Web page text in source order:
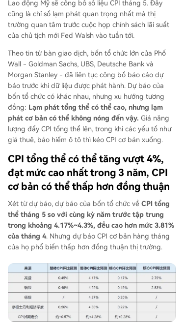
Lao động Mỹ sẽ công bố số liệu CPI tháng 5. Đây
cũng là chỉ số lạm phát quan trọng nhất mà thị
trường quan tâm trước cuộc họp chính sách lãi suất
của chủ tịch mới Fed Walsh vào tuần tới.
Theo tin từ bàn giao dịch, bốn tổ chức lớn của Phố
Wall - Goldman Sachs, UBS, Deutsche Bank và
Morgan Stanley - đã liên tục công bố báo cáo dự
báo trước khi dữ liệu được phát hành. Dự báo của
bốn tổ chức có khác nhau, nhưng xu hướng tương
đồng: Lạm phát tổng thể có thể cao, nhưng lạm
phát cơ bản có thể không nóng đến vậy. Giá năng
lượng đẩy CPI tổng thể lên, trong khi các yếu tố như
giá thuê, bảo hiểm ô tô thì kéo CPI cơ bản xuống.
CPI tổng thể có thể tăng vượt 4%,
đạt mức cao nhất trong 3 năm, CPI
cơ bản có thể thấp hơn đồng thuận
Xét từ dự báo, dự báo của bốn tổ chức về CPI tổng
thể tháng 5 so với cùng kỳ năm trước tập trung
trong khoảng 4.17%~4.3%, đều cao hơn mức 3.81%
của tháng 4. Nhưng dự báo CPI cơ bản hàng tháng
của họ phổ biến thấp hơn đồng thuận thị trường.